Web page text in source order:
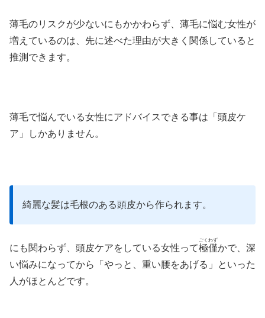
薄毛のリスクが少ないにもかかわらず、薄毛に悩む女性が
増えているのは、先に述べた理由が大きく関係していると
推測できます。
薄毛で悩んでいる女性にアドバイスできる事は「頭皮ケ
ア」しかありません。
綺麗な髪は毛根のある頭皮から作られます。
にも関わらず、頭皮ケアをしている女性って極僅
ごくわず
かで、深
い悩みになってから「やっと、重い腰をあげる」といった
人がほとんどです。